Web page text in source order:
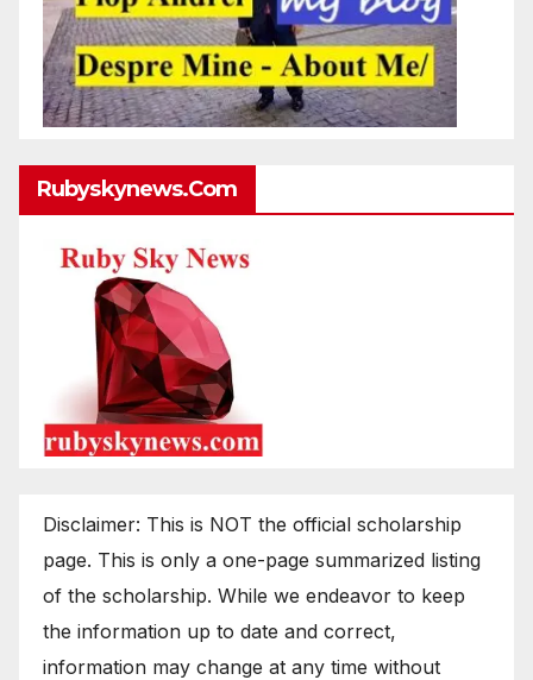
Rubyskynews.com
Disclaimer: This is NOT the official scholarship
page. This is only a one-page summarized listing
of the scholarship. While we endeavor to keep
the information up to date and correct,
information may change at any time without